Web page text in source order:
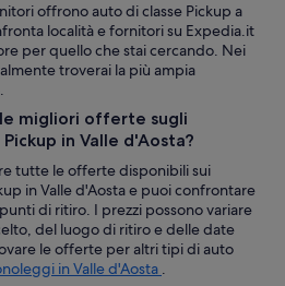
offrono auto di classe Pickup a
località e fornitori su Expedia.it
per quello che stai cercando. Nei
troverai la più ampia
migliori offerte sugli
in Valle d'Aosta?
tutte le offerte disponibili sui
in Valle d'Aosta e puoi confrontare
di ritiro. I prezzi possono variare
del luogo di ritiro e delle date
le offerte per altri tipi di auto
in Valle d'Aosta .